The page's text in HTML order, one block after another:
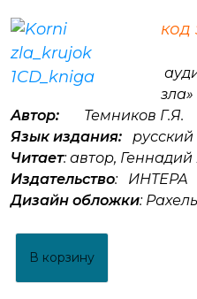
код
зла»
Автор: Темников Г.Я.
Язык издания:
русский
Читает: автор,
Издательство: ИНТЕРА
Дизайн обложки:
В корзину